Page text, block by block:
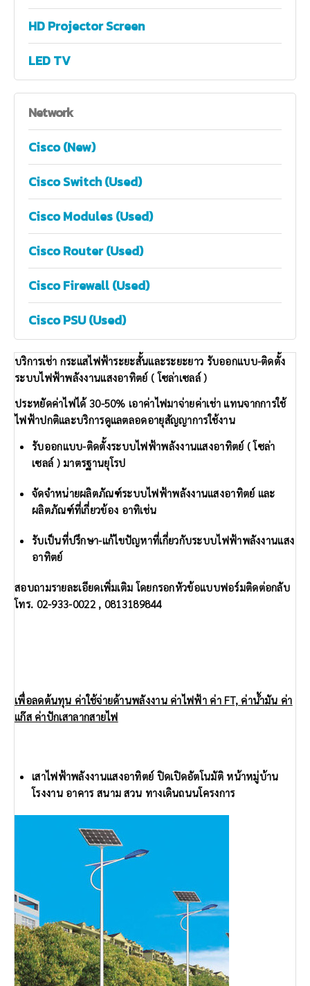
HD Projector Screen
LED TV
Network
Cisco (New)
Cisco Switch (Used)
Cisco Modules (Used)
Cisco Router (Used)
Cisco Firewall (Used)
Cisco PSU (Used)
บริการเช่า กระแสไฟฟ้าระยะสั้นและระยะยาว รับออกแบบ-ติดตั้ง
ระบบไฟฟ้าพลังงานแสงอาทิตย์ ( โซล่าเซลล์ )
ประหยัดค่าไฟได้ 30-50% เอาค่าไฟมาจ่ายค่าเช่า แทนจากการใช้
ไฟฟ้าปกติและบริการดูแลตลอดอายุสัญญาการใช้งาน
รับออกแบบ-ติดตั้งระบบไฟฟ้าพลังงานแสงอาทิตย์ ( โซล่า
เซลล์ ) มาตรฐานยุโรป
จัดจำหน่ายผลิตภัณฑ์ระบบไฟฟ้าพลังงานแสงอาทิตย์ และ
ผลิตภัณฑ์ที่เกี่ยวข้อง อาทิเช่น
รับเป็นที่ปรึกษา-แก้ไขปัญหาที่เกี่ยวกับระบบไฟฟ้าพลังงานแสง
อาทิตย์
สอบถามรายละเอียดเพิ่มเติม โดยกรอกหัวข้อแบบฟอร์มติดต่อกลับ
โทร. 02-933-0022 , 0813189844
เพื่อลดต้นทุน ค่าใช้จ่ายด้านพลังงาน ค่าไฟฟ้า ค่า FT, ค่าน้ำมัน ค่า
แก๊ส ค่าปักเสาลากสายไฟ
เสาไฟฟ้าพลังงานแสงอาทิตย์ ปิดเปิดอัตโนมัติ หน้าหมู่บ้าน
โรงงาน อาคาร สนาม สวน ทางเดินถนนโครงการ